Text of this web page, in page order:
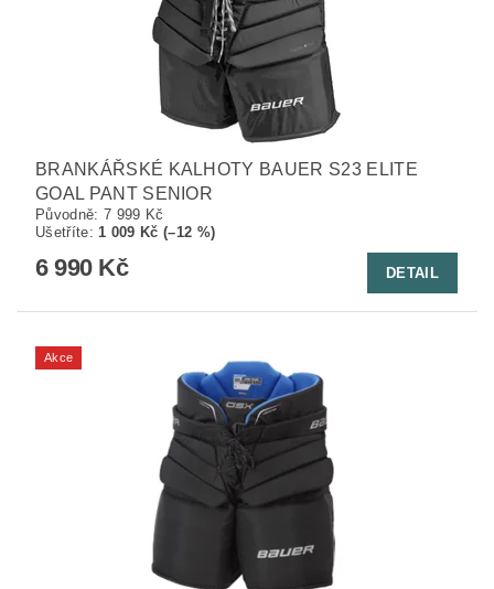
BRANKÁŘSKÉ KALHOTY BAUER S23 ELITE
GOAL PANT SENIOR
Původně: 7 999 Kč
Ušetříte:1 009 Kč (–12 %)
6 990 Kč DETAIL
Akce